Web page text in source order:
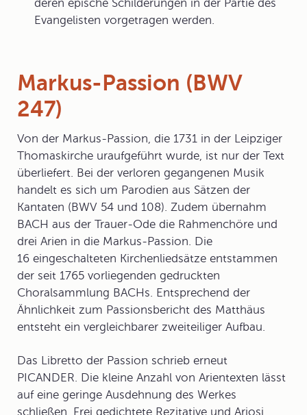
deren epische Schilderungen in der Partie des
Evangelisten vorgetragen werden.
Markus-Passion (BWV
247)
Von der Markus-Passion, die 1731 in der Leipziger
Thomaskirche uraufgeführt wurde, ist nur der Text
überliefert. Bei der verloren gegangenen Musik
handelt es sich um Parodien aus Sätzen der
Kantaten (BWV 54 und 108). Zudem übernahm
BACH aus der Trauer-Ode die Rahmenchöre und
drei Arien in die Markus-Passion. Die
16 eingeschalteten Kirchenliedsätze entstammen
der seit 1765 vorliegenden gedruckten
Choralsammlung BACHs. Entsprechend der
Ähnlichkeit zum Passionsbericht des Matthäus
entsteht ein vergleichbarer zweiteiliger Aufbau.
Das Libretto der Passion schrieb erneut
PICANDER. Die kleine Anzahl von Arientexten lässt
auf eine geringe Ausdehnung des Werkes
schließen. Frei gedichtete Rezitative und Ariosi